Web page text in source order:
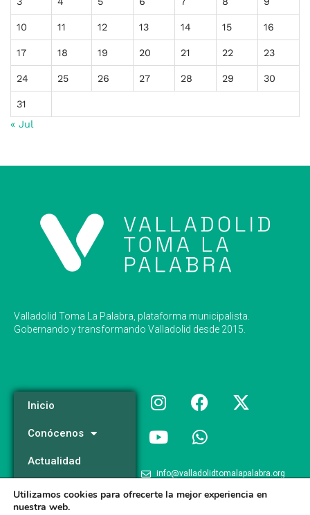
10 11 12 13 14 15 16
17 18 19 20 21 22 23
24 25 26 27 28 29 30
31
« Jul
Valladolid Toma La Palabra, plataforma municipalista.
Gobernando y transformando Valladolid desde 2015.
Inicio
Conócenos
Actualidad
Programa
info@valladolidtomalapalabra.org
+34 983 426 124
Utilizamos cookies para ofrecerte la mejor experiencia en
nuestra web.